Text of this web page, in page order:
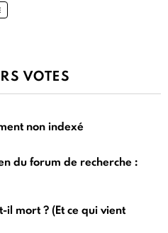
VOTES
non indexé
du forum de recherche :
il mort ? (Et ce qui vient